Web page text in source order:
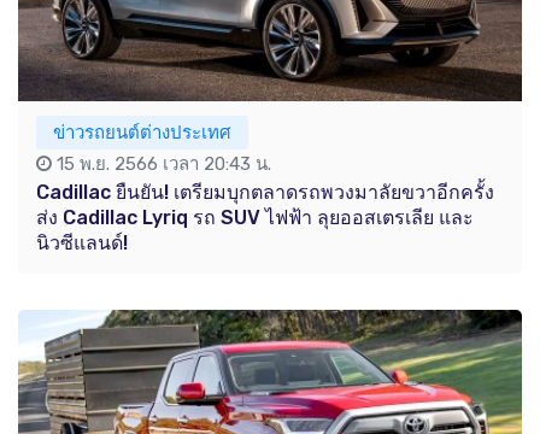
ข่าวรถยนต์ต่างประเทศ
15 พ.ย. 2566 เวลา 20:43 น.
Cadillac ยืนยัน! เตรียมบุกตลาดรถพวงมาลัยขวาอีกครั้ง
ส่ง Cadillac Lyriq รถ SUV ไฟฟ้า ลุยออสเตรเลีย และ
นิวซีแลนด์!